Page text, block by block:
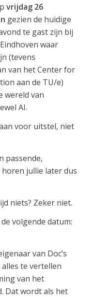
vrijdag 26
gezien de huidige
te gast zijn bij
waar
(tevens
van het Center for
aan de TU/e)
wereld van
AI.
voor uitstel, niet
passende,
jullie later dus
niets? Zeker niet.
volgende datum:
van Doc’s
te vertellen
van het
Dat wordt als het